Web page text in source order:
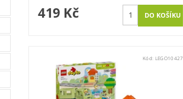
419 Kč
Kód: LEGO10427